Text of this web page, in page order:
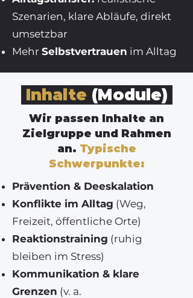
Szenarien, klare Abläufe, direkt
umsetzbar
Mehr Selbstvertrauen im Alltag
Inhalte (Module)
Wir passen Inhalte an
Zielgruppe und Rahmen
an. Typische
Schwerpunkte:
Prävention & Deeskalation
Konflikte im Alltag (Weg,
Freizeit, öffentliche Orte)
Reaktionstraining (ruhig
bleiben im Stress)
Kommunikation & klare
Grenzen (v. a.